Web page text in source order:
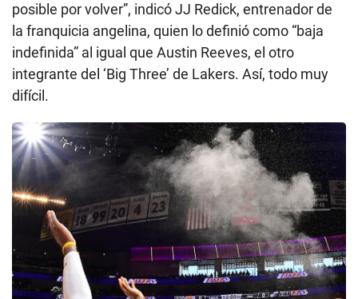
posible por volver”, indicó JJ Redick, entrenador de
la franquicia angelina, quien lo definió como “baja
indefinida” al igual que Austin Reeves, el otro
integrante del ‘Big Three’ de Lakers. Así, todo muy
difícil.